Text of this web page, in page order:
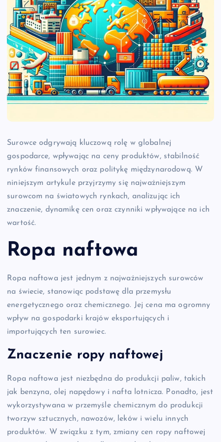
Surowce odgrywają kluczową rolę w globalnej
gospodarce, wpływając na ceny produktów, stabilność
rynków finansowych oraz politykę międzynarodową. W
niniejszym artykule przyjrzymy się najważniejszym
surowcom na światowych rynkach, analizując ich
znaczenie, dynamikę cen oraz czynniki wpływające na ich
wartość.
Ropa naftowa
Ropa naftowa jest jednym z najważniejszych surowców
na świecie, stanowiąc podstawę dla przemysłu
energetycznego oraz chemicznego. Jej cena ma ogromny
wpływ na gospodarki krajów eksportujących i
importujących ten surowiec.
Znaczenie ropy naftowej
Ropa naftowa jest niezbędna do produkcji paliw, takich
jak benzyna, olej napędowy i nafta lotnicza. Ponadto, jest
wykorzystywana w przemyśle chemicznym do produkcji
tworzyw sztucznych, nawozów, leków i wielu innych
produktów. W związku z tym, zmiany cen ropy naftowej